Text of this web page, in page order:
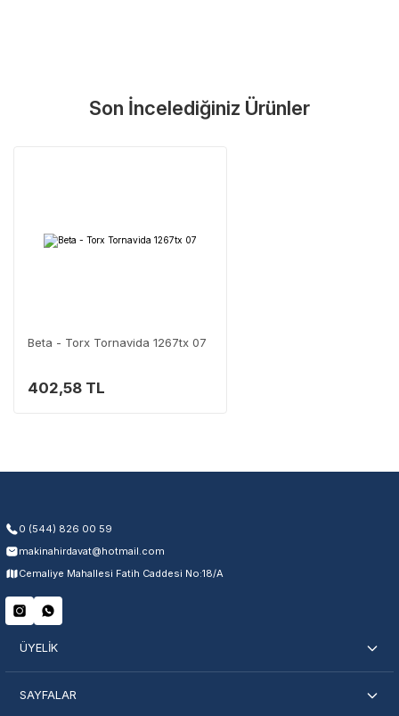
Tüm ürünlerimiz üretici firma garantisi altındadır. Size en yakın
Orijinal garanti belgeli ürünler
Garanti Kapsamı
Servisi Nasıl Bulurum?
Yorum Yaz
Son İncelediğiniz Ürünler
Beta - Torx Tornavida 1267tx 07
402,58 TL
0 (544) 826 00 59
makinahirdavat@hotmail.com
Cemaliye Mahallesi Fatih Caddesi No:18/A
ÜYELİK
SAYFALAR